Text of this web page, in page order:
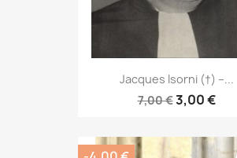
Jacques Isorni (†) –...
7,00 €3,00 €